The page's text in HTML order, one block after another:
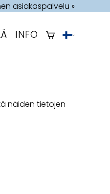
asiakaspalvelu »
INFO
näiden tietojen